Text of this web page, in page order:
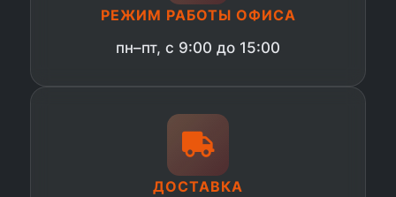
РЕЖИМ РАБОТЫ ОФИСА
пн–пт, с 9:00 до 15:00
ДОСТАВКА